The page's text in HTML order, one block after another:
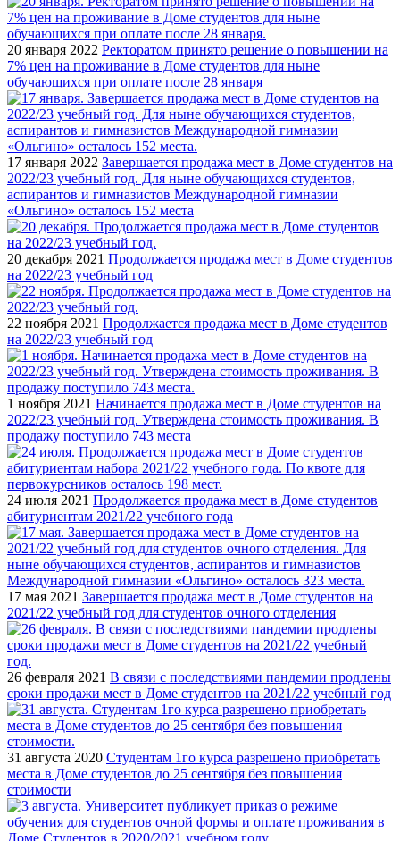
20 января 2022 Ректоратом принято решение о повышении на
7% цен на проживание в Доме студентов для ныне
обучающихся при оплате после 28 января
17 января 2022 Завершается продажа мест в Доме студентов на
2022/23 учебный год. Для ныне обучающихся студентов,
аспирантов и гимназистов Международной гимназии
«Ольгино» осталось 152 места
20 декабря 2021 Продолжается продажа мест в Доме студентов
на 2022/23 учебный год
22 ноября 2021 Продолжается продажа мест в Доме студентов
на 2022/23 учебный год
1 ноября 2021 Начинается продажа мест в Доме студентов на
2022/23 учебный год. Утверждена стоимость проживания. В
продажу поступило 743 места
24 июля 2021 Продолжается продажа мест в Доме студентов
абитуриентам 2021/22 учебного года
17 мая 2021 Завершается продажа мест в Доме студентов на
2021/22 учебный год для студентов очного отделения
26 февраля 2021 В связи с последствиями пандемии продлены
сроки продажи мест в Доме студентов на 2021/22 учебный год
31 августа 2020 Студентам 1го курса разрешено приобретать
места в Доме студентов до 25 сентября без повышения
стоимости